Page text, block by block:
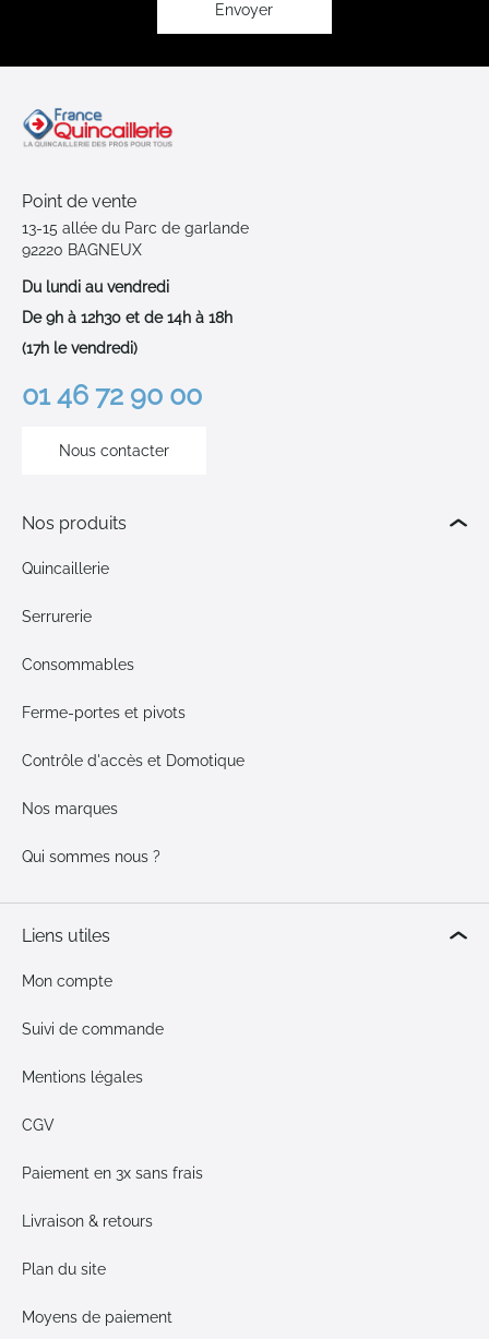
Envoyer
Point de vente
13-15 allée du Parc de garlande
92220 BAGNEUX
Du lundi au vendredi
De 9h à 12h30 et de 14h à 18h
(17h le vendredi)
01 46 72 90 00
Nous contacter
Nos produits
Quincaillerie
Serrurerie
Consommables
Ferme-portes et pivots
Contrôle d'accès et Domotique
Nos marques
Qui sommes nous ?
Liens utiles
Mon compte
Suivi de commande
Mentions légales
CGV
Paiement en 3x sans frais
Livraison & retours
Plan du site
Moyens de paiement